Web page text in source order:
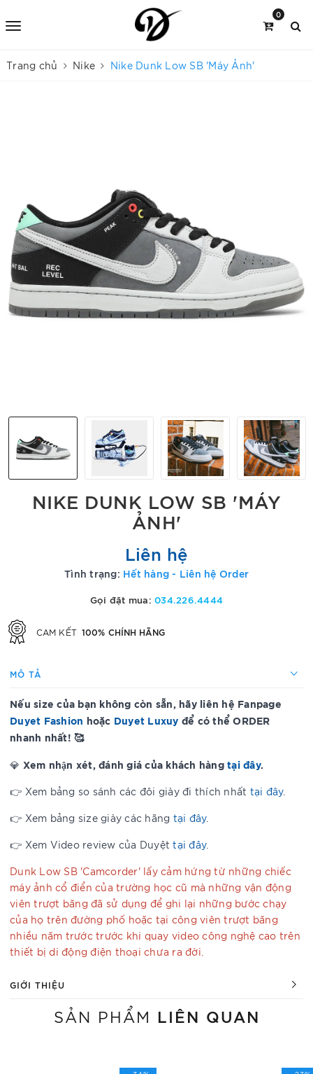
0
Trang chủ Nike Nike Dunk Low SB 'Máy Ảnh'
NIKE DUNK LOW SB 'MÁY
ẢNH'
Liên hệ
Tình trạng: Hết hàng - Liên hệ Order
Gọi đặt mua:034.226.4444
CAM KẾT 100% CHÍNH HÃNG
MÔ TẢ
Nếu size của bạn không còn sẵn, hãy liên hệ Fanpage
Duyet Fashion hoặc Duyet Luxuy để có thể ORDER
nhanh nhất! 🥰
💎 Xem nhận xét, đánh giá của khách hàng tại đây.
👉 Xem bảng so sánh các đôi giày đi thích nhất tại đây.
👉 Xem bảng size giày các hãng tại đây.
👉 Xem Video review của Duyệttại đây.
Dunk Low SB 'Camcorder' lấy cảm hứng từ những chiếc
máy ảnh cổ điển của trường học cũ mà những vận động
viên trượt băng đã sử dụng để ghi lại những bước chạy
của họ trên đường phố hoặc tại công viên trượt băng
nhiều năm trước trước khi quay video công nghệ cao trên
thiết bị di động điện thoại chưa ra đời.
GIỚI THIỆU
SẢN PHẨM LIÊN QUAN